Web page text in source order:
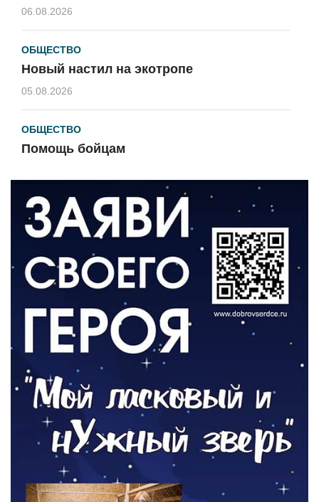
06.08.2026
ОБЩЕСТВО
Новый настил на экотропе
05.08.2026
ОБЩЕСТВО
Помощь бойцам
ВЛАСТЬ
«Второй старт» для ветеранов СВО
РАЗЪЯСНЯЕМ
Контракт с новой выплатой
05.08.2026